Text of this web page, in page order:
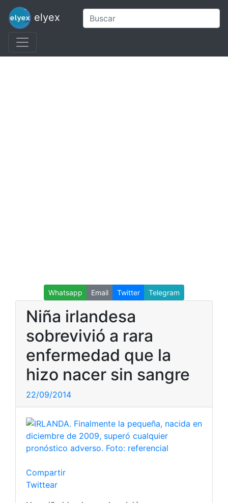
elyex
Whatsapp Email Twitter Telegram
Niña irlandesa
sobrevivió a rara
enfermedad que la
hizo nacer sin sangre
22/09/2014
Compartir
Twittear